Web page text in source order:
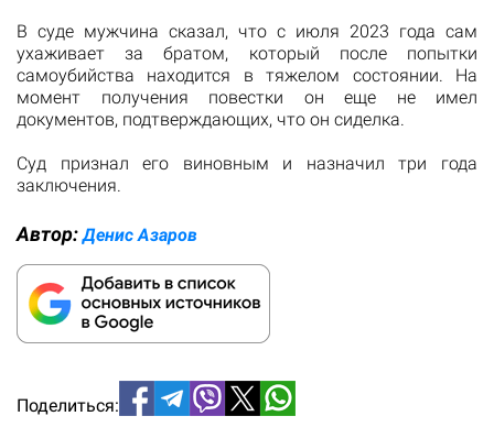
В суде мужчина сказал, что с июля 2023 года сам
ухаживает за братом, который после попытки
самоубийства находится в тяжелом состоянии. На
момент получения повестки он еще не имел
документов, подтверждающих, что он сиделка.
Суд признал его виновным и назначил три года
заключения.
Автор:Денис Азаров
Поделиться: